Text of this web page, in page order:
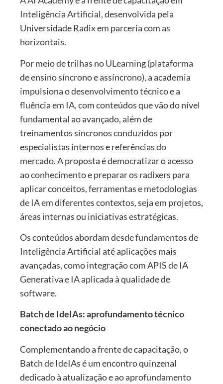
Inteligência Artificial, desenvolvida pela
Universidade Radix em parceria com as
horizontais.
Por meio de trilhas no ULearning (plataforma
de ensino síncrono e assíncrono), a academia
impulsiona o desenvolvimento técnico e a
fluência em IA, com conteúdos que vão do nível
fundamental ao avançado, além de
treinamentos síncronos conduzidos por
especialistas internos e referências do
mercado. A proposta é democratizar o acesso
ao conhecimento e preparar os radixers para
aplicar conceitos, ferramentas e metodologias
de IA em diferentes contextos, seja em projetos,
áreas internas ou iniciativas estratégicas.
Os conteúdos abordam desde fundamentos de
Inteligência Artificial até aplicações mais
avançadas, como integração com APIS de IA
Generativa e IA aplicada à qualidade de
software.
Batch de IdeIAs: aprofundamento técnico
conectado ao negócio
Complementando a frente de capacitação, o
Batch de IdeIAs é um encontro quinzenal
dedicado à atualização e ao aprofundamento